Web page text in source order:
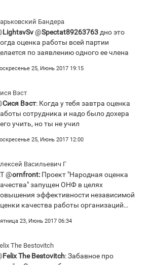
Бандера
LightsvSv@Spectat89263763 дно это
оценка работы всей партии
по заявлению одного ее члена
25, Июнь 2017 19:15
Вэст
Сися Вэст: Когда у тебя завтра оценка
сотрудника и надо было дохера
учить, но ты не учил
25, Июнь 2017 12:00
Васильевич Г
@ornfront: Проект "Народная оценка
запущен ОНФ в целях
эффективности независимой
качества работы организаций…
23, Июнь 2017 06:34
The Bestovitch
Felix The Bestovitch: Забавное про